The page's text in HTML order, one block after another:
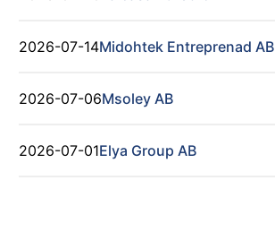
2026-07-14Midohtek Entreprenad AB
2026-07-06Msoley AB
2026-07-01Elya Group AB